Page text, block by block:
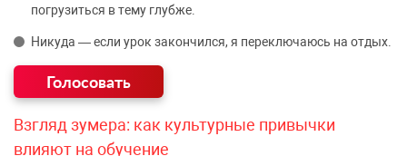
погрузиться в тему глубже.
Никуда — если урок закончился, я переключаюсь на отдых.
Взгляд зумера: как культурные привычки
влияют на обучение